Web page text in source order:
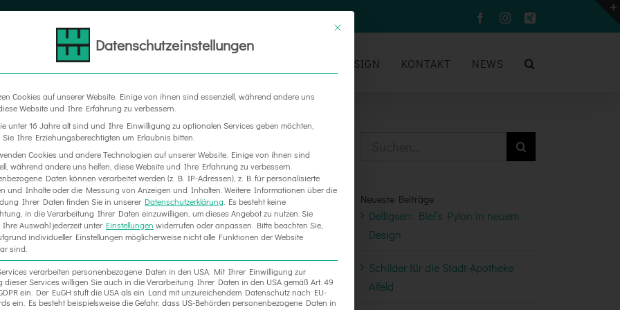
FacebookInstagram
Xing
MESSEBAU DESIGN KONTAKT NEWS
Neueste Beiträge
Delligsen: Biel’s Pylon in neuem
Design
Schilder für die Stadt-Apotheke
Alfeld
Datenschutzeinstellungen
Cookies auf unserer Website. Einige von ihnen sind essenziell, während andere uns
Website und Ihre Erfahrung zu verbessern.
unter 16 Jahre alt sind und Ihre Einwilligung zu optionalen Services geben möchten,
Sie Ihre Erziehungsberechtigten um Erlaubnis bitten.
Cookies und andere Technologien auf unserer Website. Einige von ihnen sind
während andere uns helfen, diese Website und Ihre Erfahrung zu verbessern.
Daten können verarbeitet werden (z. B. IP-Adressen), z. B. für personalisierte
und Inhalte oder die Messung von Anzeigen und Inhalten. Weitere Informationen über die
Ihrer Daten finden Sie in unserer Datenschutzerklärung Es besteht keine
in die Verarbeitung Ihrer Daten einzuwilligen, um dieses Angebot zu nutzen. Sie
Auswahl jederzeit unter Einstellungen widerrufen oder anpassen. Bitte beachten Sie,
individueller Einstellungen möglicherweise nicht alle Funktionen der Website
sind.
verarbeiten personenbezogene Daten in den USA. Mit Ihrer Einwilligung zur
dieser Services willigen Sie auch in die Verarbeitung Ihrer Daten in den USA gemäß Art. 49
ein. Der EuGH stuft die USA als ein Land mit unzureichendem Datenschutz nach EU-
ein. Es besteht beispielsweise die Gefahr, dass US-Behörden personenbezogene Daten in